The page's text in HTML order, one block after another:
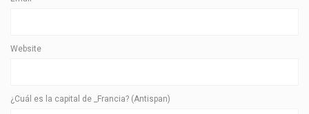
Website
¿Cuál es la capital de _Francia? (Antispan)